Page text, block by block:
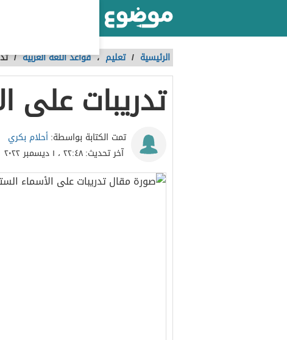
الرئيسية / تعليم ،قواعد اللغة العربية /
تدريبات على
تمت الكتابة بواسطة:أحلام بكري
آخر تحديث:٢٢:٤٨ ، ١ ديسمبر ٢٠٢٢